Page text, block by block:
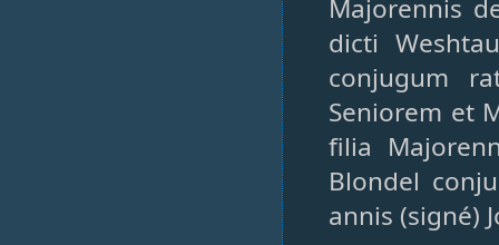
Majorennis
dicti
conjugum
Seniorem et
filia
Blondel
annis (signé)